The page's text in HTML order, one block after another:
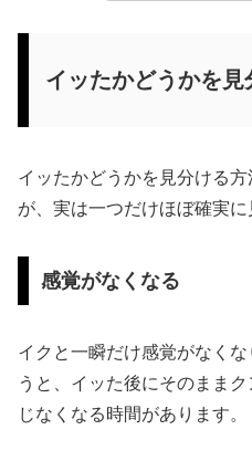
イッたかどうかを見
イッたかどうかを見分ける
が、実は一つだけほぼ確実に
感覚がなくなる
イクと一瞬だけ感覚がなく
うと、イッた後にそのまま
じなくなる時間があります。